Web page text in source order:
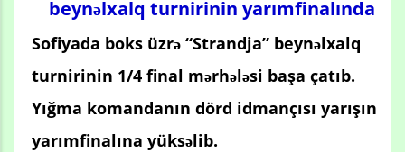
beynəlxalq turnirinin yarımfinalında
Sofiyada boks üzrə “Strandja” beynəlxalq
turnirinin 1/4 final mərhələsi başa çatıb.
Yığma komandanın dörd idmançısı yarışın
yarımfinalına yüksəlib.